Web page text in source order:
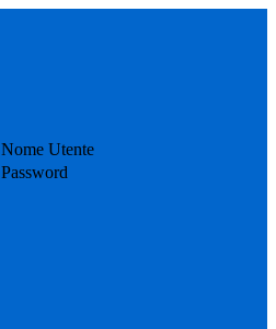
Nome Utente
Password